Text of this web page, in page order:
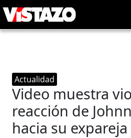
Actualidad
Video muestra
reacción de
hacia su expareja